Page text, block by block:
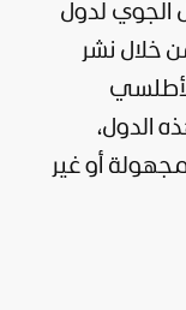
الجوي لدول
من خلال نشر
الدول،
أو غير